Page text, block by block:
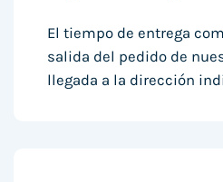
El tiempo de entrega
salida del pedido de
llegada a la dirección